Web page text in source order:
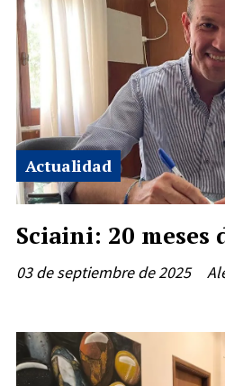
Sciaini: 20 meses
Actualidad
03 de septiembre de 2025